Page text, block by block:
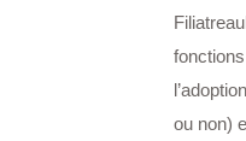
ou non)